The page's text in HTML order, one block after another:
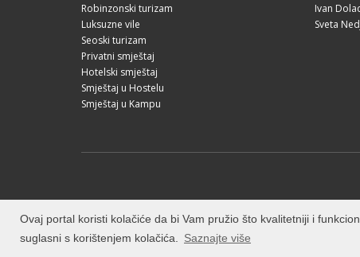
Ovaj portal koristi kolačiće da bi Vam pružio što kvalitetniji i
suglasni s korištenjem kolačića. Saznajte više
Robinzonski turizam
Luksuzne vile
Seoski turizam
Privatni smještaj
Hotelski smještaj
Smještaj u Hostelu
Smještaj u Kampu
Ivan
Sveta